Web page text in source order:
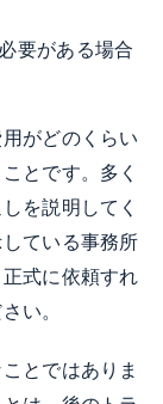
要がある場合
がどのくらい
とです。多く
を説明してく
ている事務所
式に依頼すれ
い。
とではありま